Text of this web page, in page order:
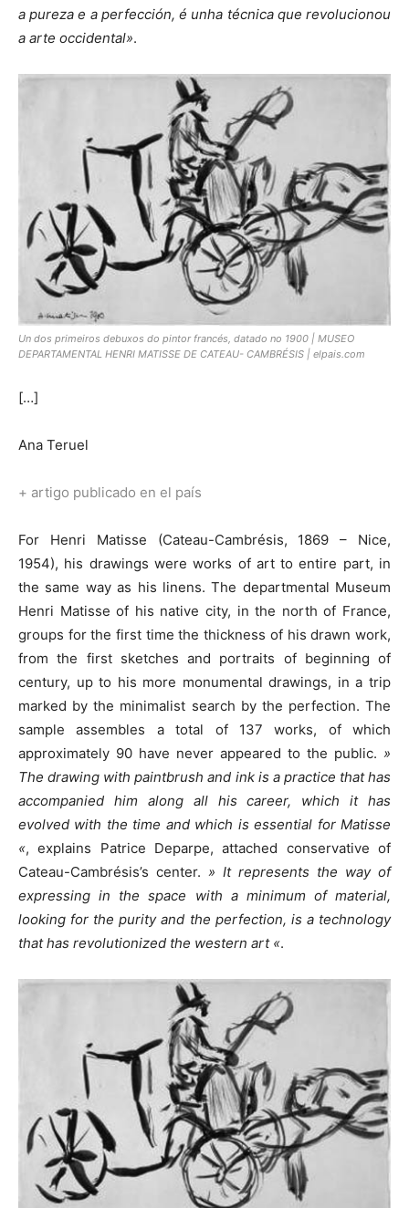
a pureza e a perfección, é unha técnica que revolucionou
a arte occidental».
Un dos primeiros debuxos do pintor francés, datado no 1900 | MUSEO
DEPARTAMENTAL HENRI MATISSE DE CATEAU- CAMBRÉSIS | elpais.com
[…]
Ana Teruel
+ artigo publicado en el país
For Henri Matisse (Cateau-Cambrésis, 1869 – Nice,
1954), his drawings were works of art to entire part, in
the same way as his linens. The departmental Museum
Henri Matisse of his native city, in the north of France,
groups for the first time the thickness of his drawn work,
from the first sketches and portraits of beginning of
century, up to his more monumental drawings, in a trip
marked by the minimalist search by the perfection. The
sample assembles a total of 137 works, of which
approximately 90 have never appeared to the public. »
The drawing with paintbrush and ink is a practice that has
accompanied him along all his career, which it has
evolved with the time and which is essential for Matisse
«, explains Patrice Deparpe, attached conservative of
Cateau-Cambrésis’s center. » It represents the way of
expressing in the space with a minimum of material,
looking for the purity and the perfection, is a technology
that has revolutionized the western art «.